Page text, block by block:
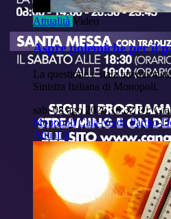
Attualità Video
Aspre polemiche per il
La questione è stata
Sinistra Italiana di Monopoli.
sab, 08 ago 2026 16:32 Di:
Monopoli Cala-Verde Partito-
Attualità